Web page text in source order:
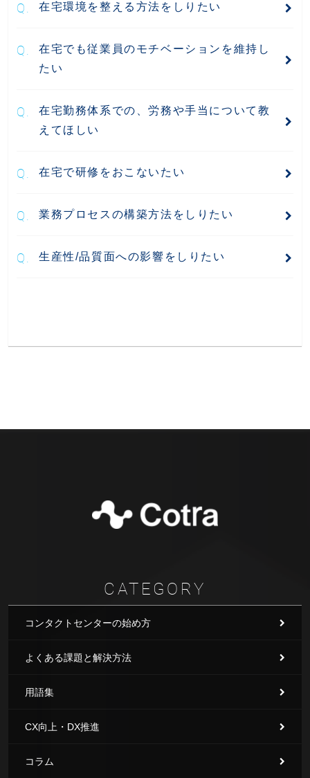
在宅環境を整える方法をしりたい
在宅でも従業員のモチベーションを維持し
たい
在宅勤務体系での、労務や手当について教
えてほしい
在宅で研修をおこないたい
業務プロセスの構築方法をしりたい
生産性/品質面への影響をしりたい
CATEGORY
コンタクトセンターの始め方
よくある課題と解決方法
用語集
CX向上・DX推進
コラム